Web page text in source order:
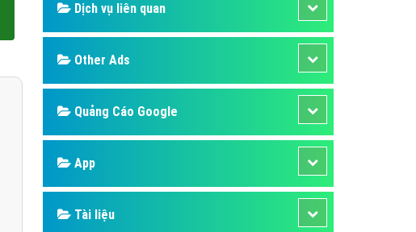
Dịch vụ quảng cáo Zalo
Hỏi đáp quảng cáo Youtube
Thiết kế ứng dụng
Quảng cáo Cốc Cốc hiệu quả
Quảng cáo Zalo chuyên nghiệp
Dịch vụ liên quan
Other Ads
Quảng Cáo Google
App
Tài liệu